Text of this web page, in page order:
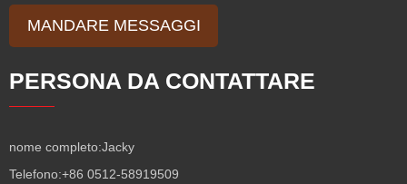
MANDARE MESSAGGI
PERSONA DA CONTATTARE
nome completo:Jacky
Telefono:+86 0512-58919509